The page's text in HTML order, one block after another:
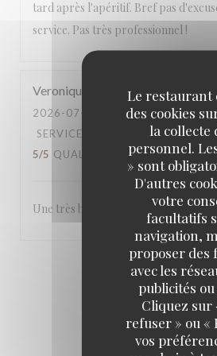
Le restaurant
des cookies
la collecte
personnel.
» sont
D'autres
votre
facultatifs
navigation,
proposer des
avec les
publicités
Cliquez sur
refuser » ou
vos
tard après l'apéritif. Bref pas
service. Pas très professionnel !
Veronique
2026-07-25
- 12:00 -
SERVICE
AMBIANCE: 5/5
5/5 QUALITÉ / PRIX: 4/5
Une très bonne table, accueil et
1 2 3